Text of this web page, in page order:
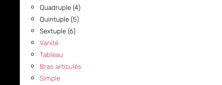
Quadruple (4)
Quintuple (5)
Sextuple (6)
Vanité
Tableau
Bras articulés
Simple